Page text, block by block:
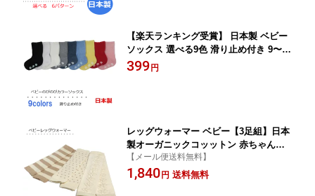
【楽天ランキング受賞】 日本製 ベビー
ソックス 選べる9色 滑り止め付き 9〜15
cm クルーソックス カラー無地 ベビー
399 円
レッグウォーマー ベビー【3足組】日本
製オーガニックコッットン 赤ちゃん新
生児用 天然素材
【メール便送料無料】
1,840 円 送料無料